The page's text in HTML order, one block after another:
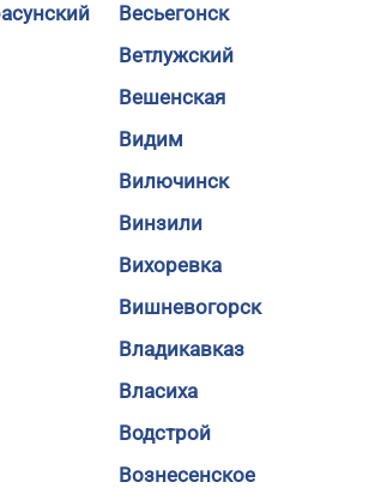
Весьегонск
Ветлужский
Вешенская
Видим
Вилючинск
Винзили
Вихоревка
Вишневогорск
Владикавказ
Власиха
Водстрой
Вознесенское